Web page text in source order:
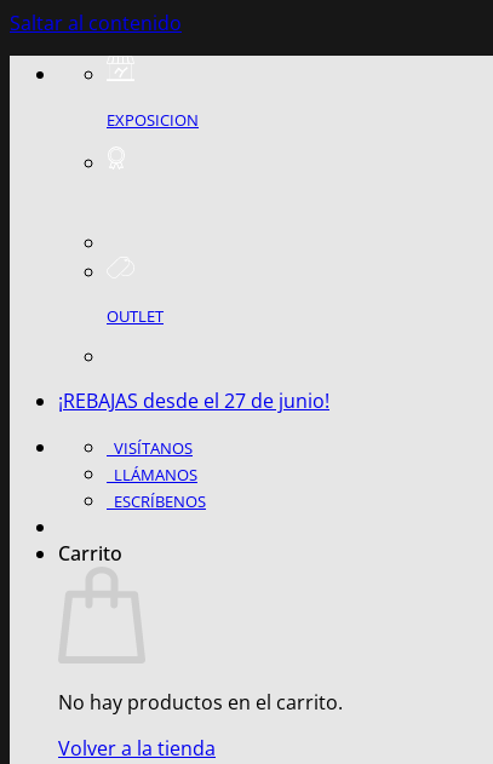
Saltar al contenido
EXPOSICION
OUTLET
¡REBAJAS desde el 27 de junio!
VISÍTANOS
LLÁMANOS
ESCRÍBENOS
Carrito
No hay productos en el carrito.
Volver a la tienda